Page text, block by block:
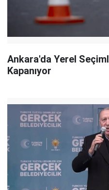
Ankara'da Yerel
Kapanıyor